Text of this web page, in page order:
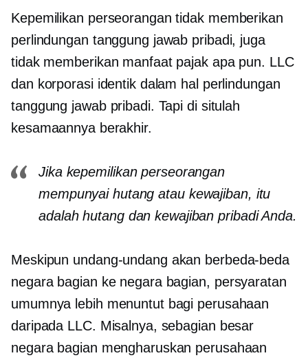
Kepemilikan perseorangan tidak memberikan
perlindungan tanggung jawab pribadi, juga
tidak memberikan manfaat pajak apa pun. LLC
dan korporasi identik dalam hal perlindungan
tanggung jawab pribadi. Tapi di situlah
kesamaannya berakhir.
Jika kepemilikan perseorangan
mempunyai hutang atau kewajiban, itu
adalah hutang dan kewajiban pribadi Anda.
Meskipun undang-undang akan berbeda-beda
negara bagian ke negara bagian, persyaratan
umumnya lebih menuntut bagi perusahaan
daripada LLC. Misalnya, sebagian besar
negara bagian mengharuskan perusahaan